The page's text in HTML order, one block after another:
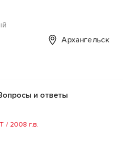
Архангельск
и ответы
/ 2008 г.в.